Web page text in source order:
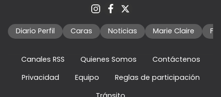
Diario Perfil Caras Noticias Marie Claire
Canales RSS Quienes Somos
Contáctenos
Privacidad
Equipo
Reglas de participación